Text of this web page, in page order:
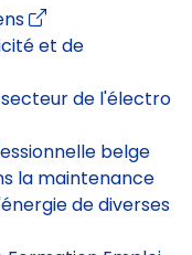
et de
de l'électro
belge
la maintenance
de diverses